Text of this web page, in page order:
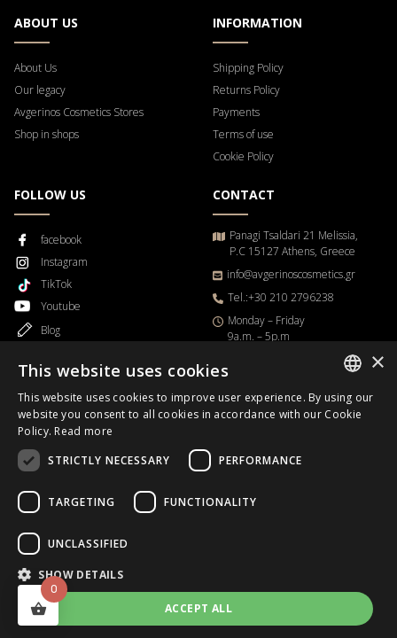
ABOUT US
About Us
Our legacy
Avgerinos Cosmetics Stores
Shop in shops
INFORMATION
Shipping Policy
Returns Policy
Payments
Terms of use
Cookie Policy
FOLLOW US
facebook
Instagram
TikTok
Youtube
Blog
CONTACT
Panagi Tsaldari 21 Melissia,
P.C 15127 Athens, Greece
info@avgerinoscosmetics.gr
Tel.:+30 210 2796238
Μonday – Friday
9a.m. – 5p.m
Business Day
B2B
Copyrights © 2026.
Designed & DevelopedHappyOnline
0
GREEK
×
This website uses cookies
This website uses cookies to improve user experience. By using our
website you consent to all cookies in accordance with our Cookie
Policy. Read more
STRICTLY NECESSARY
PERFORMANCE
TARGETING FUNCTIONALITY
UNCLASSIFIED
SHOW DETAILS
ACCEPT ALL